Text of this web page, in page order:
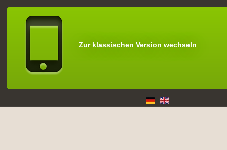
Zur klassischen Version wechseln